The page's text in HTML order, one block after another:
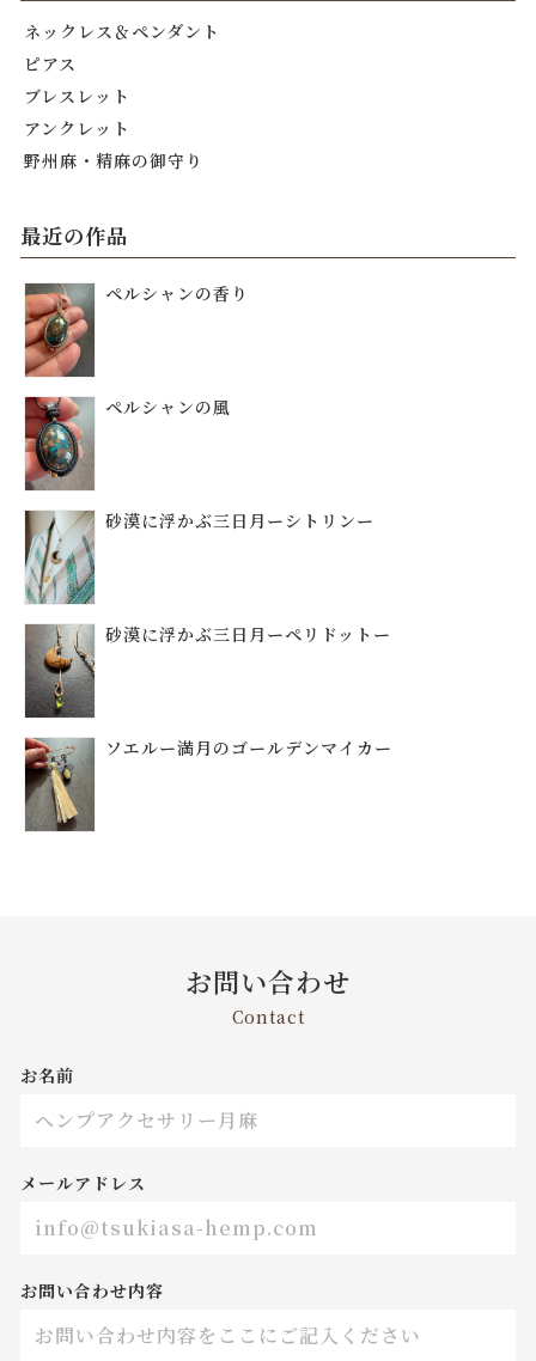
ネックレス＆ペンダント
ピアス
ブレスレット
アンクレット
野州麻・精麻の御守り
最近の作品
ペルシャンの香り
ペルシャンの風
砂漠に浮かぶ三日月ーシトリンー
砂漠に浮かぶ三日月ーペリドットー
ソエルー満月のゴールデンマイカー
お問い合わせ
Contact
お名前
メールアドレス
お問い合わせ内容